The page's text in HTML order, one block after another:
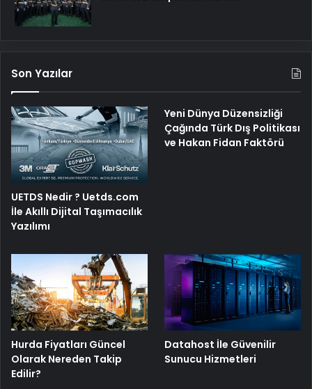
Son Yazılar
UETDS Nedir ? Uetds.com
İle Akıllı Dijital Taşımacılık
Yazılımı
Yeni Dünya Düzensizliği
Çağında Türk Dış Politikası
ve Hakan Fidan Faktörü
Hurda Fiyatları Güncel
Olarak Nereden Takip
Edilir?
Datahost İle Güvenilir
Sunucu Hizmetleri